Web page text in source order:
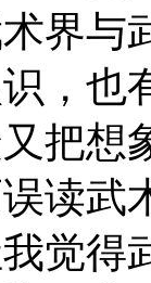
界与
，也
把想
读武
觉得